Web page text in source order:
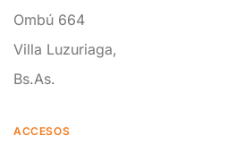
Ombú 664
Villa Luzuriaga,
Bs.As.
ACCESOS